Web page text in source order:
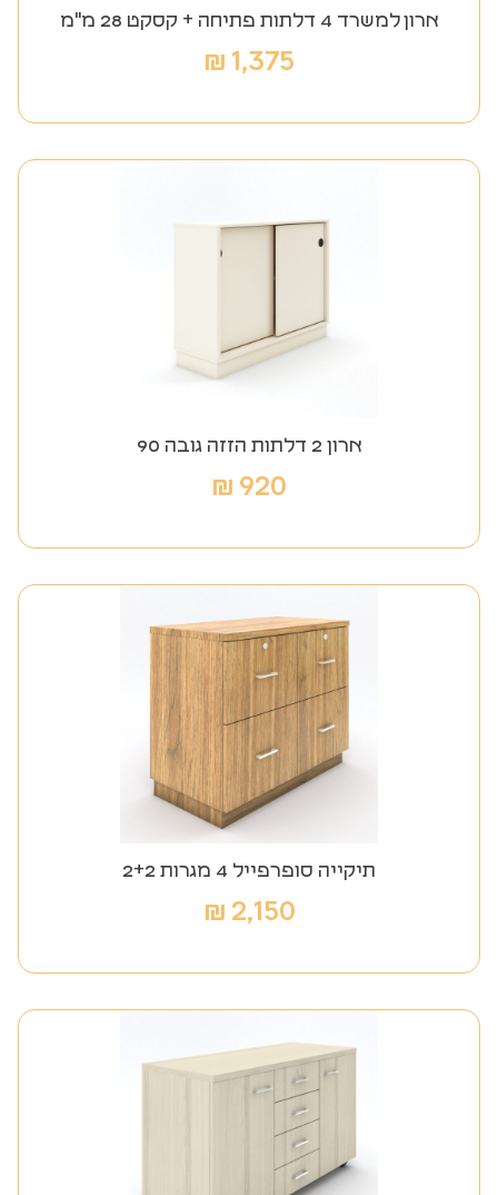
ארון למשרד 4 דלתות פתיחה + קסקט 28 מ"מ
1,375
₪
ארון 2 דלתות הזזה גובה 90
920
₪
תיקייה סופרפייל 4 מגרות 2+2
2,150
₪